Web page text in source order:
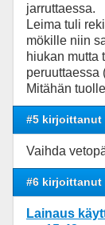
jarruttaessa.
Leima tuli
mökille niin
hiukan mutta
peruuttaessa
Mitähän
#5 kirjoittanut
Vaihda
#6 kirjoittanut
Lainaus